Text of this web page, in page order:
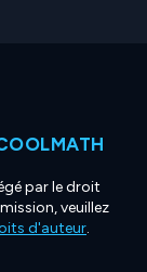
par le droit
veuillez
d'auteur.